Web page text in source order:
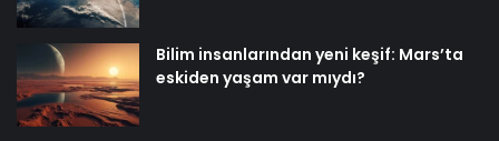
Bilim insanlarından yeni keşif: Mars’ta
eskiden yaşam var mıydı?